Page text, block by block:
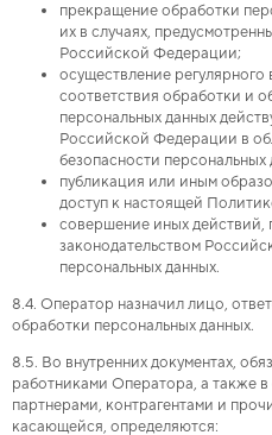
прекращение обработки
их в случаях,
Российской Федерации;
осуществление регулярного
соответствия обработки и
персональных данных
Российской Федерации в
безопасности персональных
публикация или иным
доступ к настоящей
совершение иных действий,
законодательством
персональных данных.
8.4. Оператор назначил лицо,
обработки персональных данных.
8.5. Во внутренних документах,
работниками Оператора, а также
партнерами, контрагентами и
касающейся, определяются: